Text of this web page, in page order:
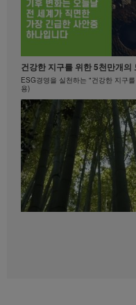
빠를수록 좋은!
빠를수록 좋은! #뉴런뉴트리션 #비
Formula 1 Story #4 나이에
마크 코로넬과 함께하는 에너
히프, 엉덩이
건강한 지구를 위한 5천만개
ESG경영을 실천하는 "건강한 지구
용)